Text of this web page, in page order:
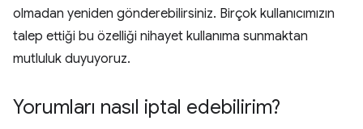
olmadan yeniden gönderebilirsiniz. Birçok kullanıcımızın
talep ettiği bu özelliği nihayet kullanıma sunmaktan
mutluluk duyuyoruz.
Yorumları nasıl iptal edebilirim?